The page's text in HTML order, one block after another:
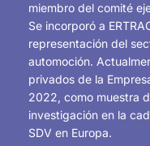
miembro del comité
Se incorporó a
representación del
automoción.
privados de la
2022, como muestra
investigación en la
SDV en Europa.